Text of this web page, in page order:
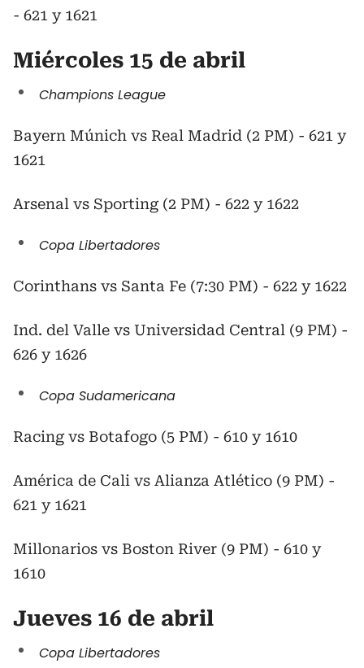
- 621 y 1621
Miércoles 15 de abril
Champions League
Bayern Múnich vs Real Madrid (2 PM) - 621 y
1621
Arsenal vs Sporting (2 PM) - 622 y 1622
Copa Libertadores
Corinthans vs Santa Fe (7:30 PM) - 622 y 1622
Ind. del Valle vs Universidad Central (9 PM) -
626 y 1626
Copa Sudamericana
Racing vs Botafogo (5 PM) - 610 y 1610
América de Cali vs Alianza Atlético (9 PM) -
621 y 1621
Millonarios vs Boston River (9 PM) - 610 y
1610
Jueves 16 de abril
Copa Libertadores